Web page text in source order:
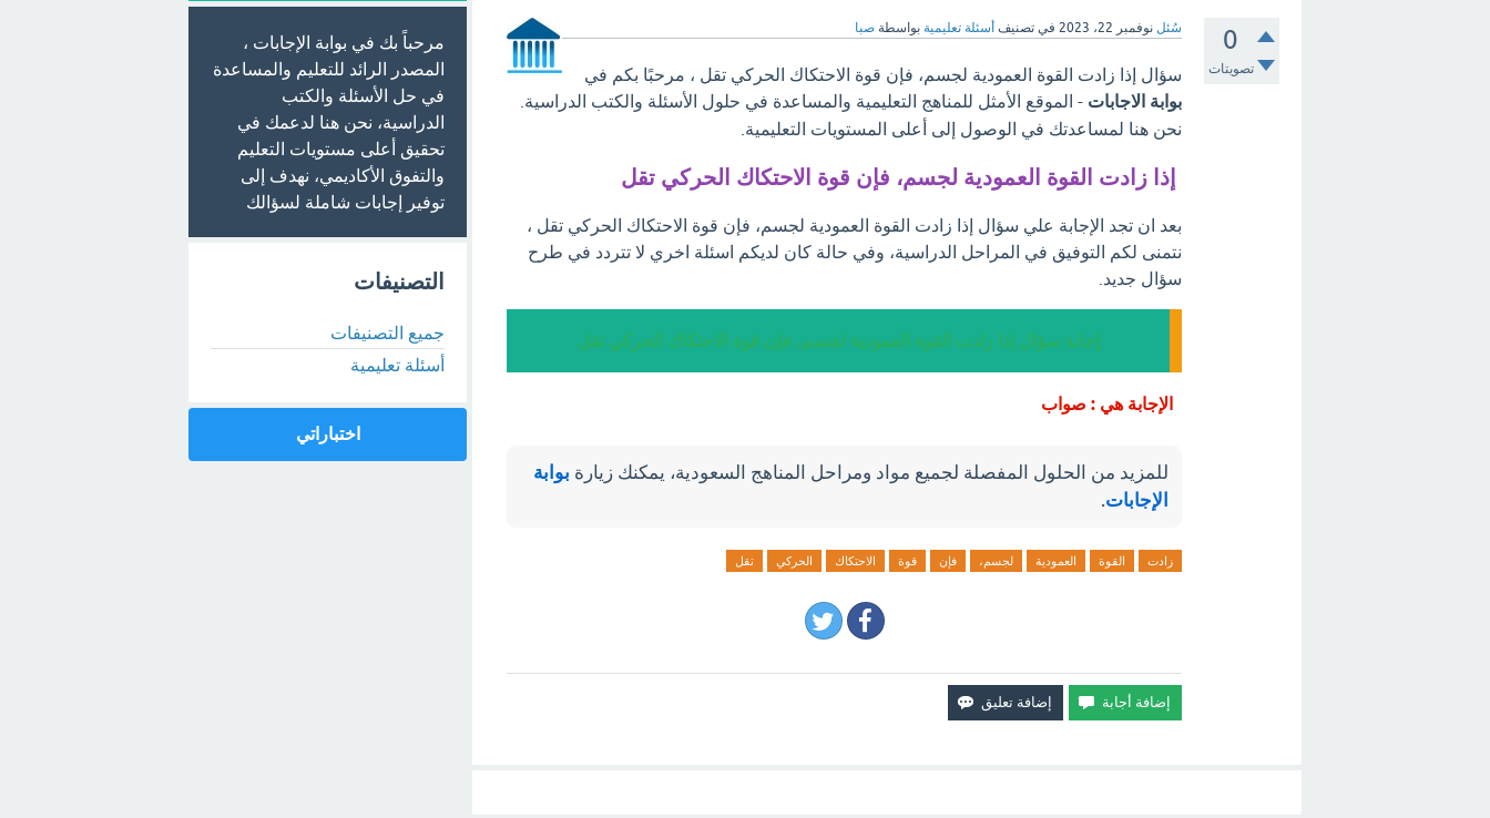
0
تصويتات
سُئل نوفمبر 22، 2023 في تصنيف أسئلة تعليمية بواسطة صبا
سؤال إذا زادت القوة العمودية لجسم، فإن قوة الاحتكاك الحركي تقل ، مرحبًا بكم في
بوابة الاجابات - الموقع الأمثل للمناهج التعليمية والمساعدة في حلول الأسئلة والكتب الدراسية.
نحن هنا لمساعدتك في الوصول إلى أعلى المستويات التعليمية.
إذا زادت القوة العمودية لجسم، فإن قوة الاحتكاك الحركي تقل
بعد ان تجد الإجابة علي سؤال إذا زادت القوة العمودية لجسم، فإن قوة الاحتكاك الحركي تقل ،
نتمنى لكم التوفيق في المراحل الدراسية، وفي حالة كان لديكم اسئلة اخري لا تتردد في طرح
سؤال جديد.
إجابة سؤال إذا زادت القوة العمودية لجسم، فإن قوة الاحتكاك الحركي تقل
الإجابة هي : صواب
للمزيد من الحلول المفصلة لجميع مواد ومراحل المناهج السعودية، يمكنك زيارة بوابة
الإجابات.
زادت القوة العمودية لجسم، فإن قوة الاحتكاك الحركي تقل
مرحباً بك في بوابة الإجابات ،
المصدر الرائد للتعليم والمساعدة
في حل الأسئلة والكتب
الدراسية، نحن هنا لدعمك في
تحقيق أعلى مستويات التعليم
والتفوق الأكاديمي، نهدف إلى
توفير إجابات شاملة لسؤالك
التصنيفات
جميع التصنيفات
أسئلة تعليمية
اختباراتي